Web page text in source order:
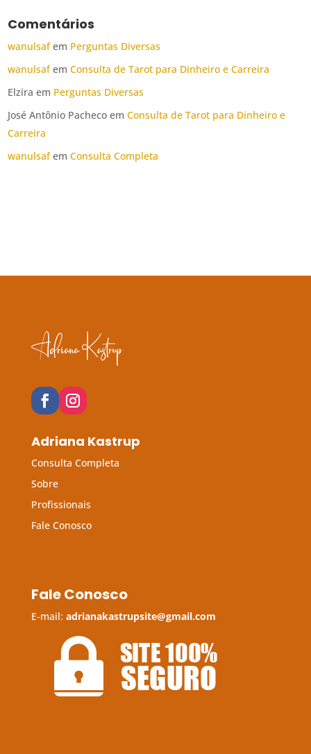
Comentários
wanulsafem Perguntas Diversas
wanulsafemConsulta de Tarot para Dinheiro e Carreira
Elzira em Perguntas Diversas
José Antônio Pacheco emConsulta de Tarot para Dinheiro e
Carreira
wanulsafemConsulta Completa
Adriana Kastrup
Consulta Completa
Sobre
Profissionais
Fale Conosco
Fale Conosco
E-mail: adrianakastrupsite@gmail.com